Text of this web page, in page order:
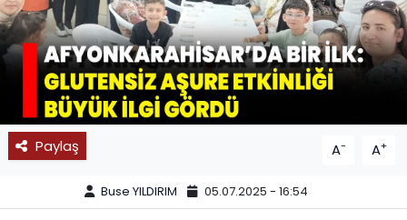
Paylaş A- A+
Buse YILDIRIM 05.07.2025 - 16:54
11:11 MANŞET